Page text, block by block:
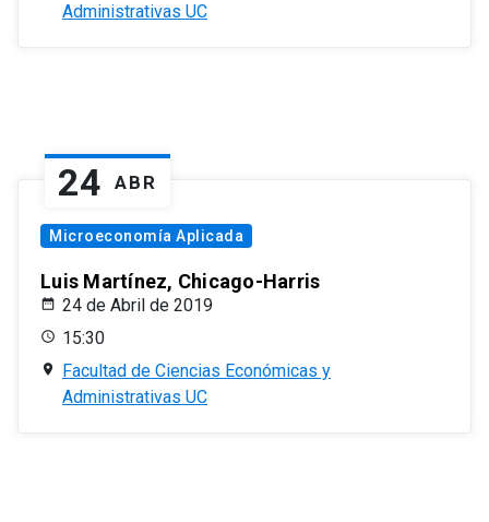
Administrativas UC
24 ABR
Microeconomía Aplicada
Luis Martínez, Chicago-Harris
24 de Abril de 2019
15:30
Facultad de Ciencias Económicas y
Administrativas UC